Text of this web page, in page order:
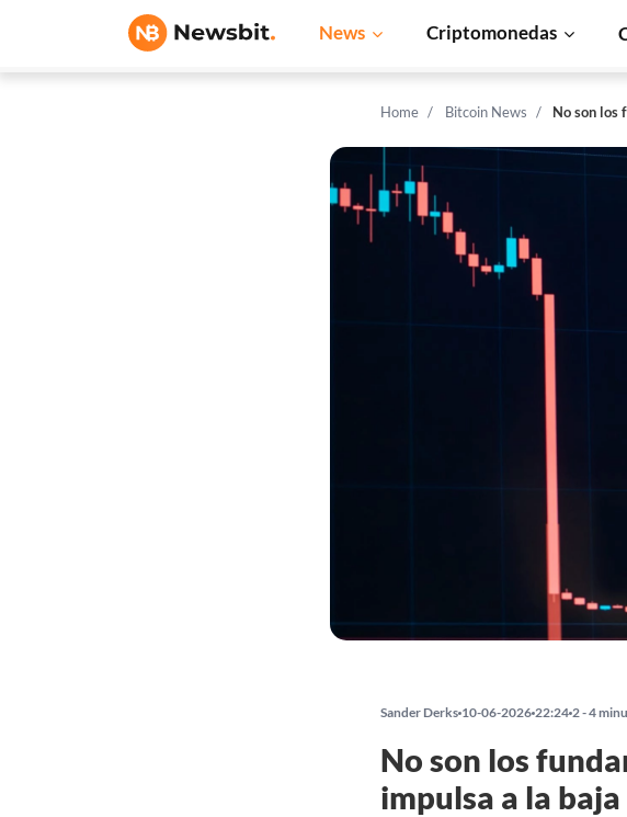
News Criptomonedas
Home Bitcoin News No son los
Sander Derks 10-06-2026 22:24 2 - 4
No son los
impulsa a la